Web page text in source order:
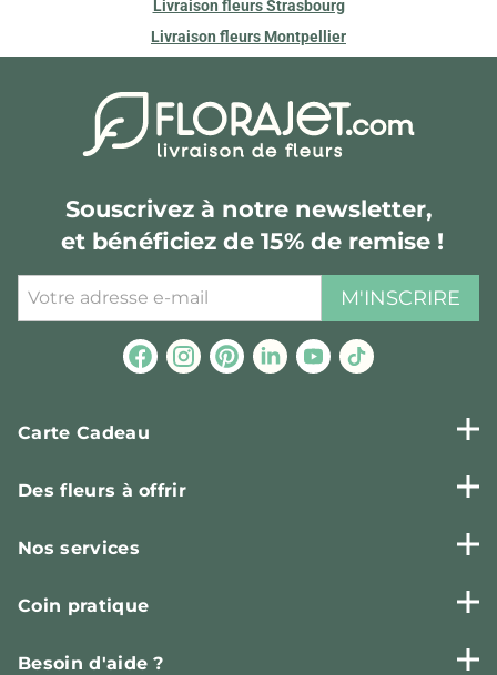
Livraison fleurs Strasbourg
Livraison fleurs Montpellier
Souscrivez à notre newsletter,
et bénéficiez de 15% de remise !
M'INSCRIRE
Carte Cadeau
Des fleurs à offrir
Nos services
Coin pratique
Besoin d'aide ?